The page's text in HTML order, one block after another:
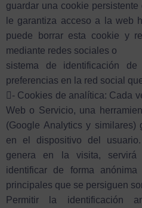
guardar una cookie
le garantiza acceso a la web
puede borrar esta cookie y
mediante redes sociales o
sistema de identificación de
preferencias en la red social
- Cookies de analítica: Cada
Web o Servicio, una
(Google Analytics y similares)
en el dispositivo del
genera en la visita, servirá
identificar de forma
principales que se persiguen
Permitir la identificación